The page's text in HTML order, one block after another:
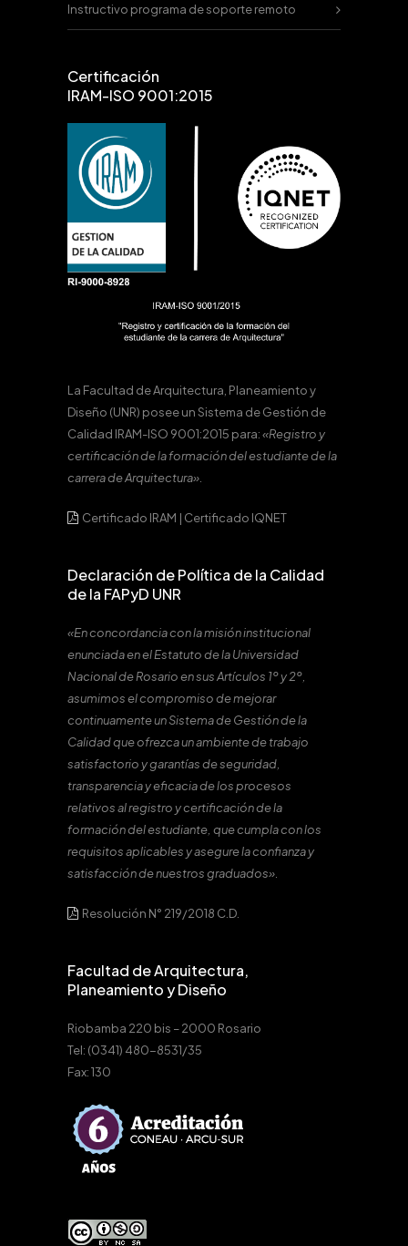
Instructivo programa de soporte remoto
Certificación
IRAM-ISO 9001:2015
La Facultad de Arquitectura, Planeamiento y
Diseño (UNR) posee un Sistema de Gestión de
Calidad IRAM-ISO 9001:2015 para:«Registro y
certificación de la formación del estudiante de la
carrera de Arquitectura».
Certificado IRAM | Certificado IQNET
Declaración de Política de la Calidad
de la FAPyD UNR
«En concordancia con la misión institucional
enunciada en el Estatuto de la Universidad
Nacional de Rosario en sus Artículos 1º y 2º,
asumimos el compromiso de mejorar
continuamente un Sistema de Gestión de la
Calidad que ofrezca un ambiente de trabajo
satisfactorio y garantías de seguridad,
transparencia y eficacia de los procesos
relativos al registro y certificación de la
formación del estudiante, que cumpla con los
requisitos aplicables y asegure la confianza y
satisfacción de nuestros graduados».
Resolución N° 219/2018 C.D.
Facultad de Arquitectura,
Planeamiento y Diseño
Riobamba 220 bis – 2000 Rosario
Tel: (0341) 480-8531/35
Fax: 130